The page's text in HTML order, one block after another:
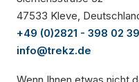
47533 Kleve,
+49 (0)2821 - 398 02 39
info@trekz.de